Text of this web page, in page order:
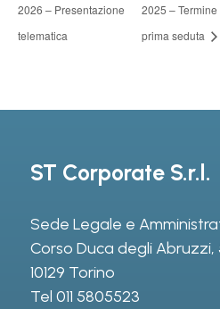
2026 – Presentazione
telematica
2025 –
prima seduta
ST Corporate S.r.l.
Sede Legale e
Corso Duca degli Abruzzi,
10129 Torino
Tel 011 5805523